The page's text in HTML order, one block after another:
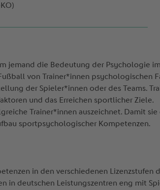
jemand die Bedeutung der Psychologie
von Trainer*innen psychologischen
der Spieler*innen oder des Teams.
und das Erreichen sportlicher Ziele.
Trainer*innen auszeichnet. Damit sie
sportpsychologischer Kompetenzen.
in den verschiedenen Lizenzstufen
in deutschen Leistungszentren eng mit